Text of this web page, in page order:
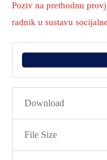
Poziv na prethodnu
radnik u sustavu
Download
File Size